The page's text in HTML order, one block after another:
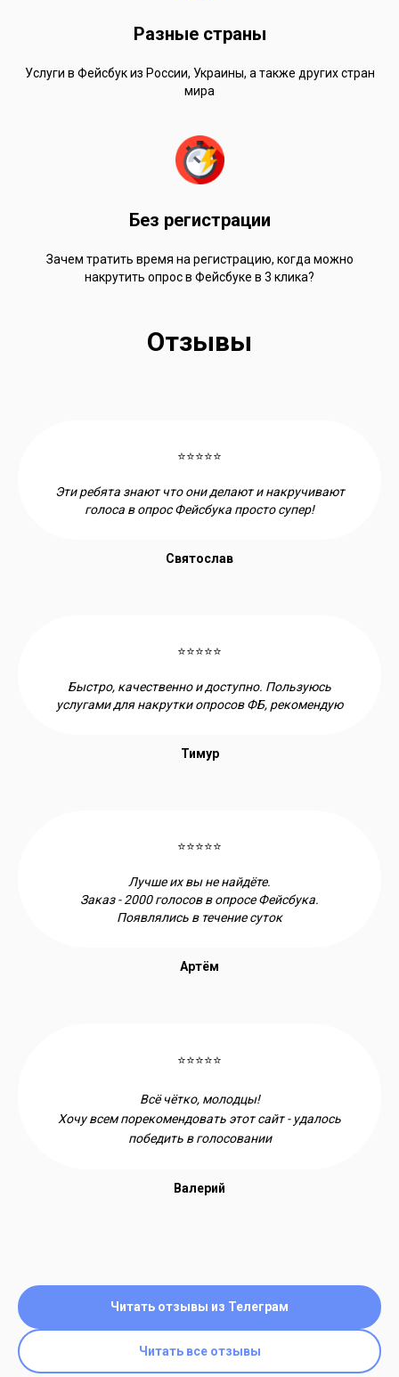
Разные страны
Услуги в Фейсбук из России, Украины, а также других стран
мира
Без регистрации
Зачем тратить время на регистрацию, когда можно
накрутить опрос в Фейсбуке в 3 клика?
Отзывы
⭐⭐⭐⭐⭐
Эти ребята знают что они делают и накручивают
голоса в опрос Фейсбука просто супер!
Святослав
⭐⭐⭐⭐⭐
Быстро, качественно и доступно. Пользуюсь
услугами для накрутки опросов ФБ, рекомендую
Тимур
⭐⭐⭐⭐⭐
Лучше их вы не найдёте.
Заказ - 2000 голосов в опросе Фейсбука.
Появлялись в течение суток
Артём
⭐⭐⭐⭐⭐
Всё чётко, молодцы!
Хочу всем порекомендовать этот сайт - удалось
победить в голосовании
Валерий
Читать отзывы из Телеграм
Читать все отзывы